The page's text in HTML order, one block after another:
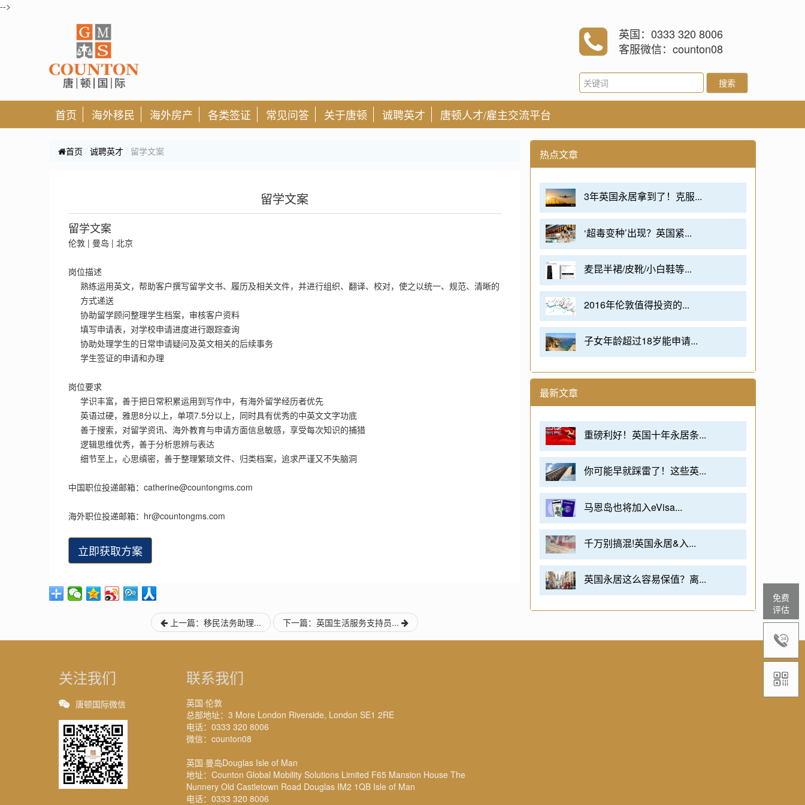
-->
英国：0333 320 8006
客服微信：counton08
搜索
首页 海外移民 海外房产 各类签证 常见问答 关于唐顿 诚聘英才 唐顿人才/雇主交流平台
首页 诚聘英才 留学文案
留学文案
留学文案
伦敦 | 曼岛 | 北京
岗位描述
熟练运用英文，帮助客户撰写留学文书、履历及相关文件，并进行组织、翻译、校对，使之以统一、规范、清晰的
方式递送
协助留学顾问整理学生档案，审核客户资料
填写申请表，对学校申请进度进行跟踪查询
协助处理学生的日常申请疑问及英文相关的后续事务
学生签证的申请和办理
岗位要求
学识丰富，善于把日常积累运用到写作中，有海外留学经历者优先
英语过硬，雅思8分以上，单项7.5分以上，同时具有优秀的中英文文字功底
善于搜索，对留学资讯、海外教育与申请方面信息敏感，享受每次知识的捕猎
逻辑思维优秀，善于分析思辨与表达
细节至上，心思缜密，善于整理繁琐文件、归类档案，追求严谨又不失脑洞
中国职位投递邮箱：catherine@countongms.com
海外职位投递邮箱：hr@countongms.com
立即获取方案
上一篇：移民法务助理... 下一篇：英国生活服务支持员...
热点文章
3年英国永居拿到了！克服...
‘超毒变种’出现？英国紧...
麦昆半裙/皮靴/小白鞋等...
2016年伦敦值得投资的...
子女年龄超过18岁能申请...
最新文章
重磅利好！英国十年永居条...
你可能早就踩雷了！这些英...
马恩岛也将加入eVisa...
千万别搞混!英国永居&入...
英国永居这么容易保值？离...
关注我们
唐顿国际微信
联系我们
英国·伦敦
总部地址：3 More London Riverside, London SE1 2RE
电话：0333 320 8006
微信：counton08
英国·曼岛Douglas Isle of Man
地址：Counton Global Mobility Solutions Limited F65 Mansion House The
Nunnery Old Castletown Road Douglas IM2 1QB Isle of Man
电话：0333 320 8006
免费
评估

